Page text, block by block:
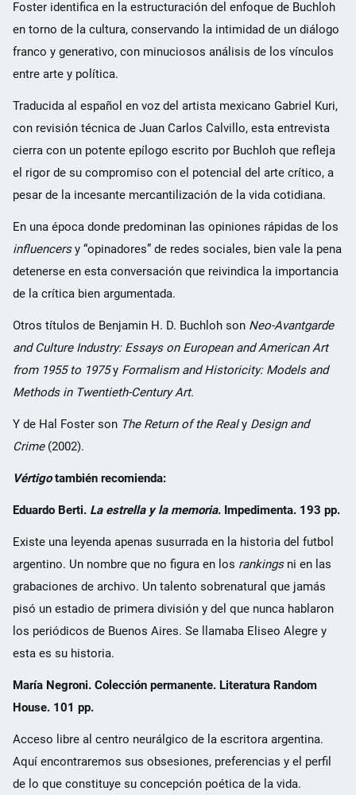
Foster identifica en la estructuración del enfoque de Buchloh
en torno de la cultura, conservando la intimidad de un diálogo
franco y generativo, con minuciosos análisis de los vínculos
entre arte y política.
Traducida al español en voz del artista mexicano Gabriel Kuri,
con revisión técnica de Juan Carlos Calvillo, esta entrevista
cierra con un potente epílogo escrito por Buchloh que refleja
el rigor de su compromiso con el potencial del arte crítico, a
pesar de la incesante mercantilización de la vida cotidiana.
En una época donde predominan las opiniones rápidas de los
influencersy “opinadores” de redes sociales, bien vale la pena
detenerse en esta conversación que reivindica la importancia
de la crítica bien argumentada.
Otros títulos de Benjamin H. D. Buchloh son Neo-Avantgarde
and Culture Industry: Essays on European and American Art
from 1955 to 1975y Formalism and Historicity: Models and
Methods in Twentieth-Century Art.
Y de Hal Foster son The Return of the Realy Design and
Crime(2002).
Vértigotambién recomienda:
Eduardo Berti. La estrella y la memoria. Impedimenta. 193 pp.
Existe una leyenda apenas susurrada en la historia del futbol
argentino. Un nombre que no figura en los rankingsni en las
grabaciones de archivo. Un talento sobrenatural que jamás
pisó un estadio de primera división y del que nunca hablaron
los periódicos de Buenos Aires. Se llamaba Eliseo Alegre y
esta es su historia.
María Negroni. Colección permanente. Literatura Random
House. 101 pp.
Acceso libre al centro neurálgico de la escritora argentina.
Aquí encontraremos sus obsesiones, preferencias y el perfil
de lo que constituye su concepción poética de la vida.